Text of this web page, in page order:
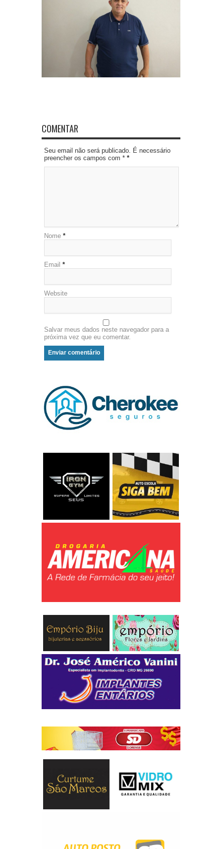
COMENTAR
Seu email não será publicado. É necessário
preencher os campos com * *
Nome *
Email *
Website
Salvar meus dados neste navegador para a
próxima vez que eu comentar.